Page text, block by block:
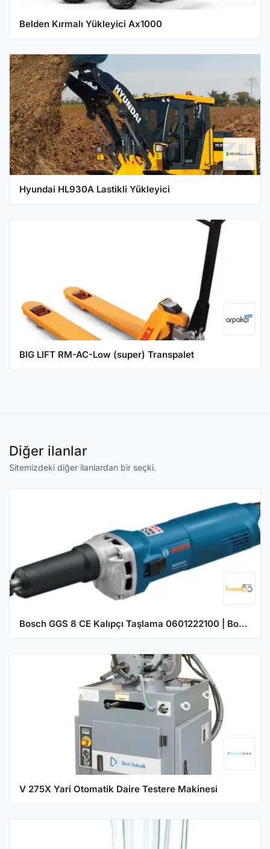
Belden Kırmalı Yükleyici Ax1000
Hyundai HL930A Lastikli Yükleyici
BIG LIFT RM-AC-Low (super) Transpalet
Diğer ilanlar
Sitemizdeki diğer ilanlardan bir seçki.
Bosch GGS 8 CE Kalıpçı Taşlama 0601222100 | Bosch | Kalıpçı Taşlama Makineleri
V 275X Yari Otomatik Daire Testere Makinesi